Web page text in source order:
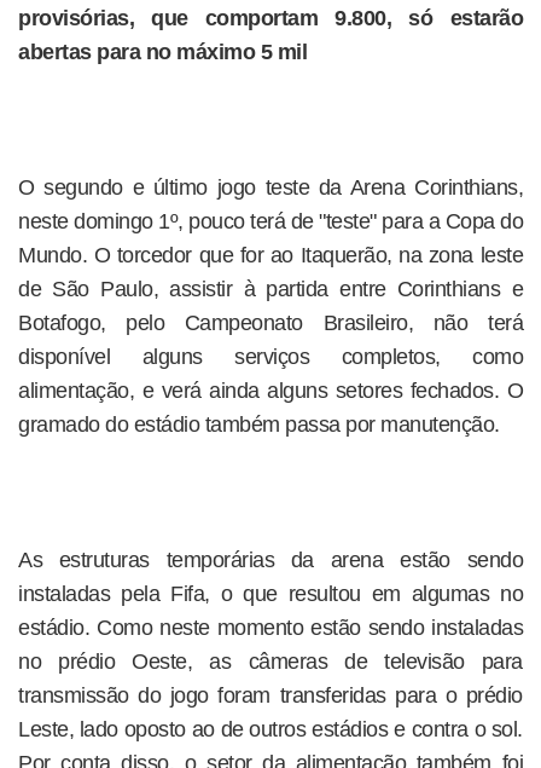
provisórias, que comportam 9.800, só estarão
abertas para no máximo 5 mil
O segundo e último jogo teste da Arena Corinthians,
neste domingo 1º, pouco terá de "teste" para a Copa do
Mundo. O torcedor que for ao Itaquerão, na zona leste
de São Paulo, assistir à partida entre Corinthians e
Botafogo, pelo Campeonato Brasileiro, não terá
disponível alguns serviços completos, como
alimentação, e verá ainda alguns setores fechados. O
gramado do estádio também passa por manutenção.
As estruturas temporárias da arena estão sendo
instaladas pela Fifa, o que resultou em algumas no
estádio. Como neste momento estão sendo instaladas
no prédio Oeste, as câmeras de televisão para
transmissão do jogo foram transferidas para o prédio
Leste, lado oposto ao de outros estádios e contra o sol.
Por conta disso, o setor da alimentação também foi